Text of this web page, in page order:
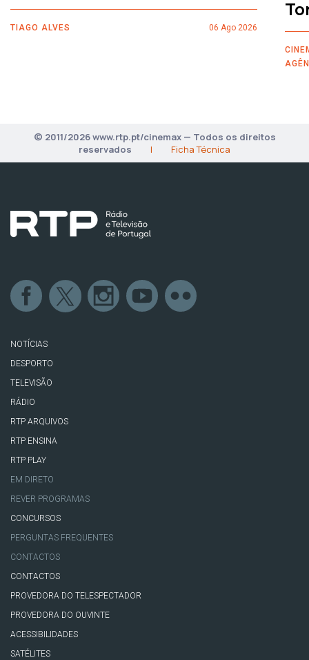
TIAGO ALVES 06 Ago 2026
© 2011/2026 www.rtp.pt/cinemax — Todos os direitos
reservados
| Ficha Técnica
NOTÍCIAS
DESPORTO
TELEVISÃO
RÁDIO
RTP ARQUIVOS
RTP ENSINA
RTP PLAY
EM DIRETO
REVER PROGRAMAS
CONCURSOS
PERGUNTAS FREQUENTES
CONTACTOS
CONTACTOS
PROVEDORA DO TELESPECTADOR
PROVEDORA DO OUVINTE
ACESSIBILIDADES
SATÉLITES